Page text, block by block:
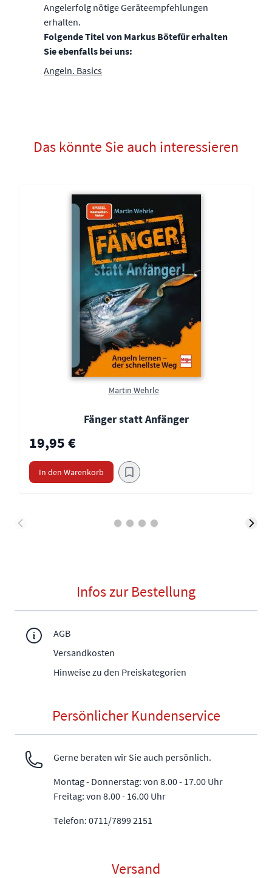
Angelerfolg nötige Geräteempfehlungen
erhalten.
Folgende Titel von Markus Bötefür erhalten
Sie ebenfalls bei uns:
Angeln. Basics
Das könnte Sie auch interessieren
Martin Wehrle
Fänger statt Anfänger
19,95 €
In den Warenkorb
Infos zur Bestellung
AGB
Versandkosten
Hinweise zu den Preiskategorien
Persönlicher Kundenservice
Gerne beraten wir Sie auch persönlich.
Montag - Donnerstag: von 8.00 - 17.00 Uhr
Freitag: von 8.00 - 16.00 Uhr
Telefon: 0711/7899 2151
Versand